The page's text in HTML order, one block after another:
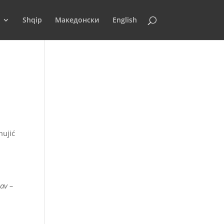
Shqip Македонски English
–